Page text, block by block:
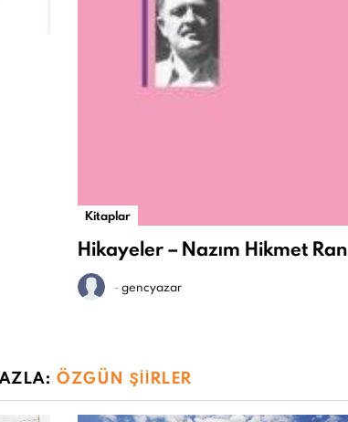
Kitaplar
Hikayeler – Nazım Hikmet Ran
-gencyazar
ÖZGÜN ŞIIRLER